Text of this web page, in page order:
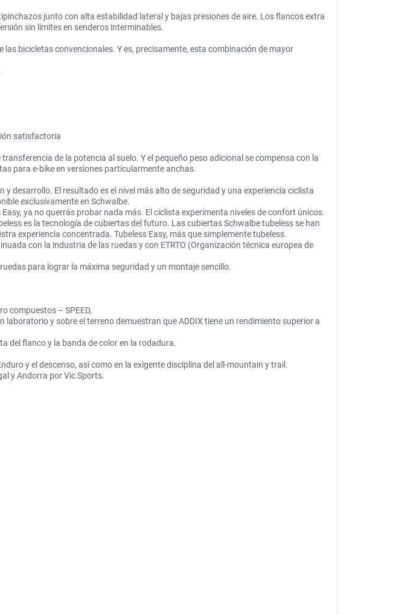
junto con alta estabilidad lateral y bajas presiones de aire. Los flancos extra
sin límites en senderos interminables.
bicicletas convencionales. Y es, precisamente, esta combinación de mayor
satisfactoria
de la potencia al suelo. Y el pequeño peso adicional se compensa con la
para e-bike en versiones particularmente anchas.
desarrollo. El resultado es el nivel más alto de seguridad y una experiencia ciclista
exclusivamente en Schwalbe.
ya no querrás probar nada más. El ciclista experimenta niveles de confort únicos.
es la tecnología de cubiertas del futuro. Las cubiertas Schwalbe tubeless se han
experiencia concentrada. Tubeless Easy, más que simplemente tubeless.
con la industria de las ruedas y con ETRTO (Organización técnica europea de
para lograr la máxima seguridad y un montaje sencillo.
compuestos – SPEED,
laboratorio y sobre el terreno demuestran que ADDIX tiene un rendimiento superior a
del flanco y la banda de color en la rodadura.
y el descenso, así como en la exigente disciplina del all-mountain y trail.
y Andorra por Vic Sports.